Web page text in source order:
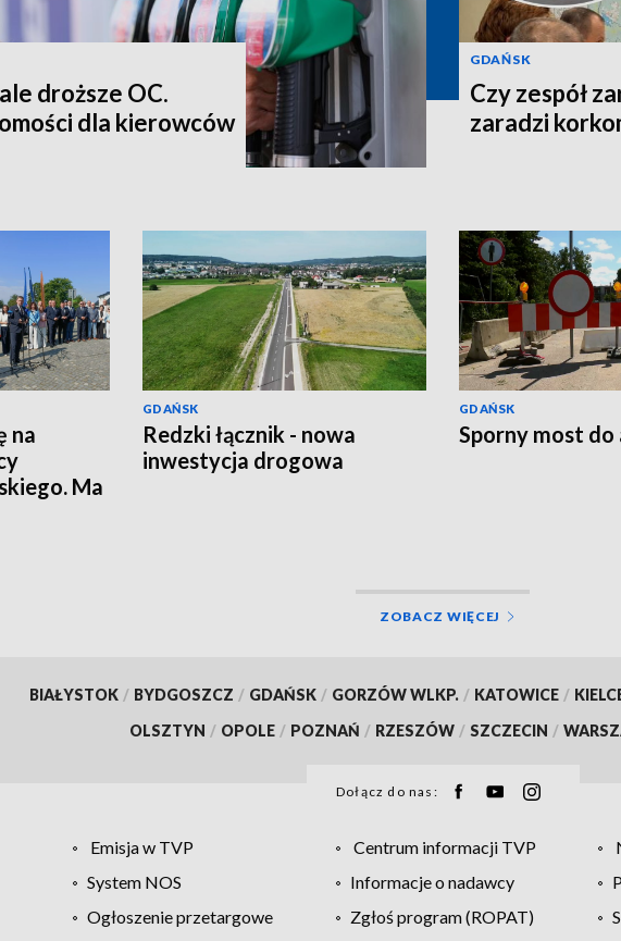
droższe OC.
dla kierowców
GDAŃSK
Czy zespół
zaradzi
na
Ma
GDAŃSK
Redzki łącznik - nowa
inwestycja drogowa
GDAŃSK
Sporny most do
ZOBACZ WIĘCEJ
BIAŁYSTOK / BYDGOSZCZ / GDAŃSK / GORZÓW WLKP. / KATOWICE /
OLSZTYN / OPOLE / POZNAŃ / RZESZÓW / SZCZECIN /
Dołącz do nas:
Emisja w TVP Centrum informacji TVP
System NOS Informacje o nadawcy
Ogłoszenie przetargowe Zgłoś program (ROPAT)